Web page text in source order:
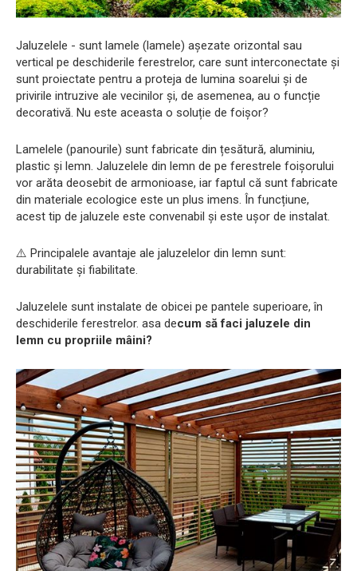
Jaluzelele - sunt lamele (lamele) așezate orizontal sau
vertical pe deschiderile ferestrelor, care sunt interconectate și
sunt proiectate pentru a proteja de lumina soarelui și de
privirile intruzive ale vecinilor și, de asemenea, au o funcție
decorativă. Nu este aceasta o soluție de foișor?
Lamelele (panourile) sunt fabricate din țesătură, aluminiu,
plastic și lemn. Jaluzelele din lemn de pe ferestrele foișorului
vor arăta deosebit de armonioase, iar faptul că sunt fabricate
din materiale ecologice este un plus imens. În funcțiune,
acest tip de jaluzele este convenabil și este ușor de instalat.
⚠️ Principalele avantaje ale jaluzelelor din lemn sunt: ​​
durabilitate și fiabilitate.
Jaluzelele sunt instalate de obicei pe pantele superioare, în
deschiderile ferestrelor. asa decum să faci jaluzele din
lemn cu propriile mâini?